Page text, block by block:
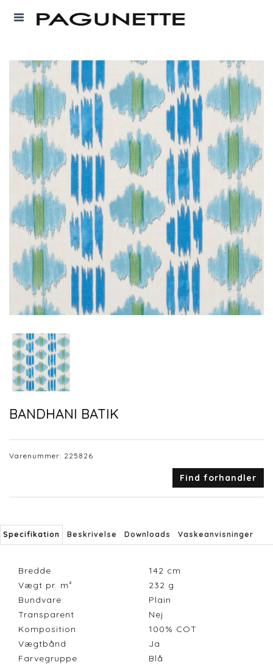
BANDHANI BATIK
Varenummer: 225826
Find forhandler
Specifikation Beskrivelse Downloads Vaskeanvisninger
Bredde 142 cm
Vægt pr. m²
232 g
Bundvare
Plain
Transparent
Nej
Komposition
100% COT
Vægtbånd
Ja
Farvegruppe
Blå